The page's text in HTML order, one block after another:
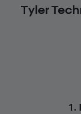
Tyler
1.